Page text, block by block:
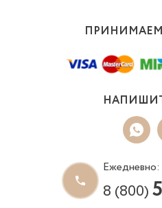
Ежедневно:
8 (800)